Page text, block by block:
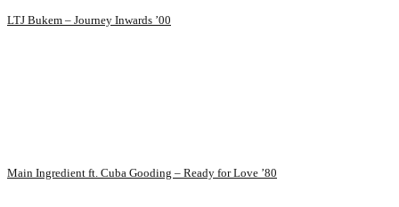
LTJ Bukem – Journey Inwards ’00
Main Ingredient ft. Cuba Gooding – Ready for Love ’80